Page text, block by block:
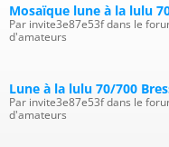
Mosaïque lune à la lulu
Par invite3e87e53f dans le
d'amateurs
Lune à la lulu 70/700
Par invite3e87e53f dans le
d'amateurs